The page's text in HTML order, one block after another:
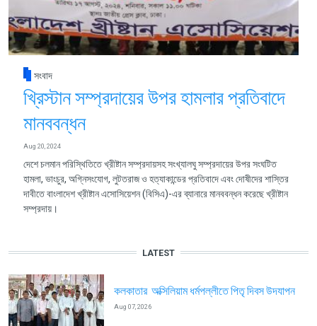
সংবাদ
খ্রিস্টান সম্প্রদায়ের উপর হামলার প্রতিবাদে
মানববন্ধন
Aug 20, 2024
দেশে চলমান পরিস্থিতিতে খ্রীষ্টান সম্প্রদায়সহ সংখ্যালঘু সম্প্রদায়ের উপর সংঘটিত
হামলা, ভাংচুর, অগ্নিসংযোগ, লুটতরাজ ও হত্যাকান্ডের প্রতিবাদে এবং দোষীদের শাস্তির
দাবীতে বাংলাদেশ খ্রীষ্টান এসোসিয়েশন (বিসিএ)-এর ব্যানারে মানববন্ধন করেছে খ্রীষ্টান
সম্প্রদায়।
LATEST
কলকাতার অক্সিলিয়াম ধর্মপল্লীতে পিতৃ দিবস উদযাপন
Aug 07, 2026